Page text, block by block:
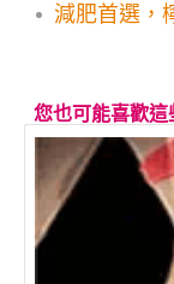
減肥首選，
您也可能喜歡這